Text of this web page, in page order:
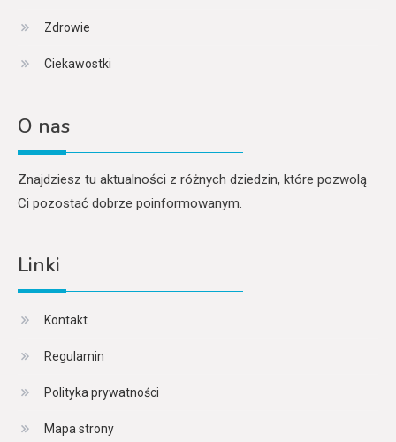
Zdrowie
Ciekawostki
O nas
Znajdziesz tu aktualności z różnych dziedzin, które pozwolą
Ci pozostać dobrze poinformowanym.
Linki
Kontakt
Regulamin
Polityka prywatności
Mapa strony